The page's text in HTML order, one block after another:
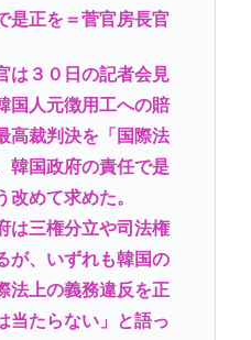
是正を＝菅官房長官
は３０日の記者会見
国人元徴用工への賠
高裁判決を「国際法
韓国政府の責任で是
改めて求めた。
は三権分立や司法権
が、いずれも韓国の
法上の義務違反を正
当たらない」と語っ